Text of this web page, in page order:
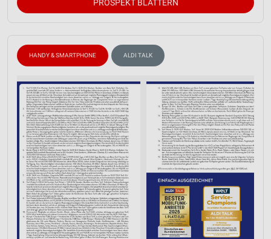
PROSPEKT BLÄTTERN
HANDY & SMARTPHONE ALDI TALK